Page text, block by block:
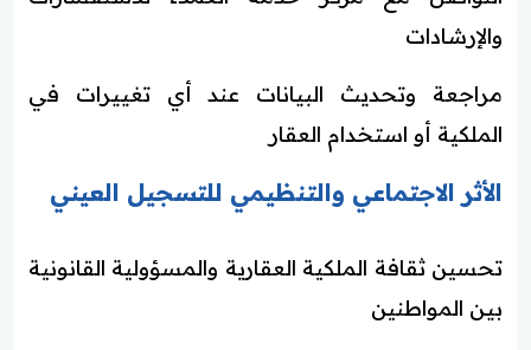
والإرشادات
مراجعة وتحديث البيانات عند أي تغييرات في
الملكية أو استخدام العقار
الأثر الاجتماعي والتنظيمي للتسجيل العيني
تحسين ثقافة الملكية العقارية والمسؤولية القانونية
بين المواطنين